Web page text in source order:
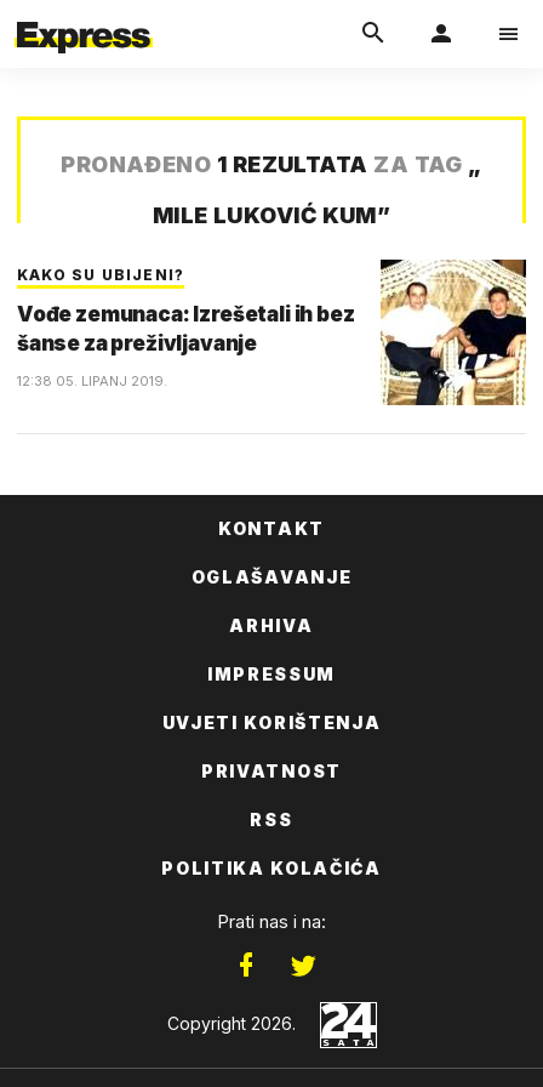
PRONAĐENO 1 REZULTATA ZA TAG „
MILE LUKOVIĆ KUM”
KAKO SU UBIJENI?
Vođe zemunaca: Izrešetali ih bez
šanse za preživljavanje
12:38 05. LIPANJ 2019.
KONTAKT
OGLAŠAVANJE
ARHIVA
IMPRESSUM
UVJETI KORIŠTENJA
PRIVATNOST
RSS
POLITIKA KOLAČIĆA
Prati nas i na:
Copyright 2026.